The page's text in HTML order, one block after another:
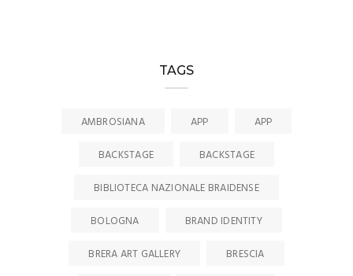
TAGS
AMBROSIANA APP
APP
BACKSTAGE
BACKSTAGE
BIBLIOTECA NAZIONALE BRAIDENSE
BOLOGNA
BRAND IDENTITY
BRERA ART GALLERY
BRESCIA